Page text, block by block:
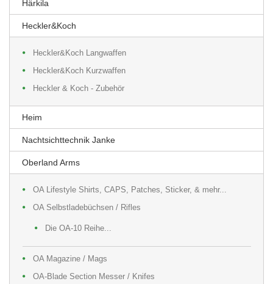
Härkila
Heckler&Koch
Heckler&Koch Langwaffen
Heckler&Koch Kurzwaffen
Heckler & Koch - Zubehör
Heim
Nachtsichttechnik Janke
Oberland Arms
OA Lifestyle Shirts, CAPS, Patches, Sticker, & mehr...
OA Selbstladebüchsen / Rifles
Die OA-10 Reihe...
OA Magazine / Mags
OA-Blade Section Messer / Knifes